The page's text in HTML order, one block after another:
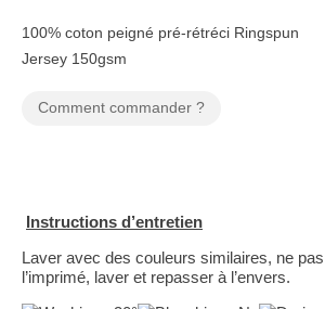
100% coton peigné pré-rétréci Ringspun
Jersey 150gsm
Comment commander ?
Instructions d’entretien
Laver avec des couleurs similaires, ne
l’imprimé, laver et repasser à l’envers.